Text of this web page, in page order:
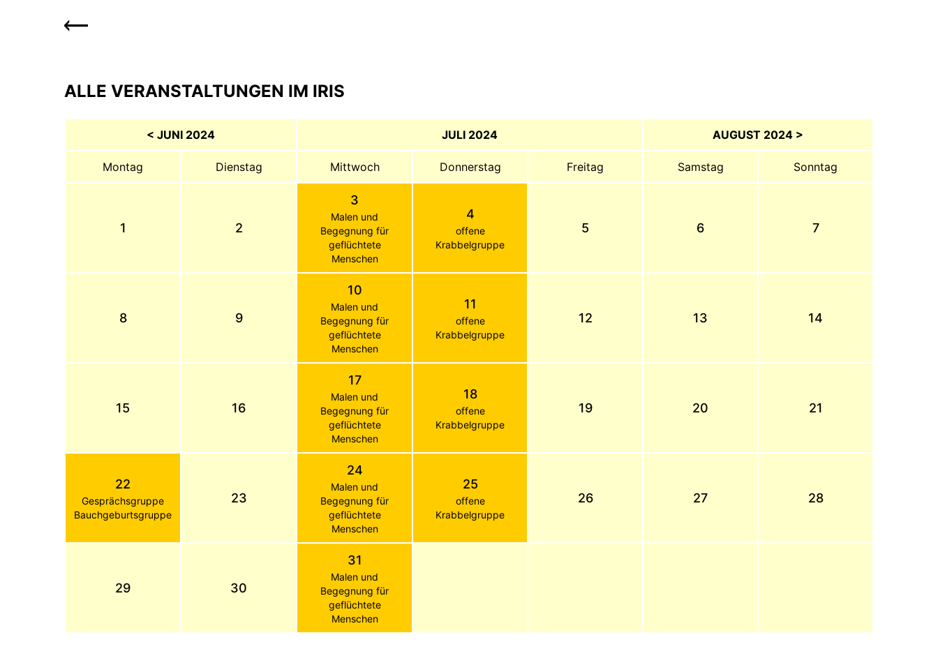
ALLE VERANSTALTUNGEN IM IRIS
< JUNI 2024 JULI 2024 AUGUST 2024 >
Montag Dienstag Mittwoch Donnerstag Freitag Samstag Sonntag
1 2
3
Malen und
Begegnung für
geflüchtete
Menschen
4
offene
Krabbelgruppe
5 6 7
8 9
10
Malen und
Begegnung für
geflüchtete
Menschen
11
offene
Krabbelgruppe
12 13 14
15 16
17
Malen und
Begegnung für
geflüchtete
Menschen
18
offene
Krabbelgruppe
19 20 21
22
Gesprächsgruppe
Bauchgeburtsgruppe
23
24
Malen und
Begegnung für
geflüchtete
Menschen
25
offene
Krabbelgruppe
26 27 28
29 30
31
Malen und
Begegnung für
geflüchtete
Menschen